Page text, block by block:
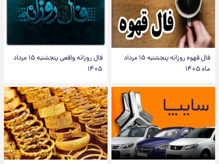
فال قهوه روزانه پنجشنبه ۱۵ مرداد
ماه ۱۴۰۵
فال روزانه واقعی پنجشنبه ۱۵ مرداد
۱۴۰۵